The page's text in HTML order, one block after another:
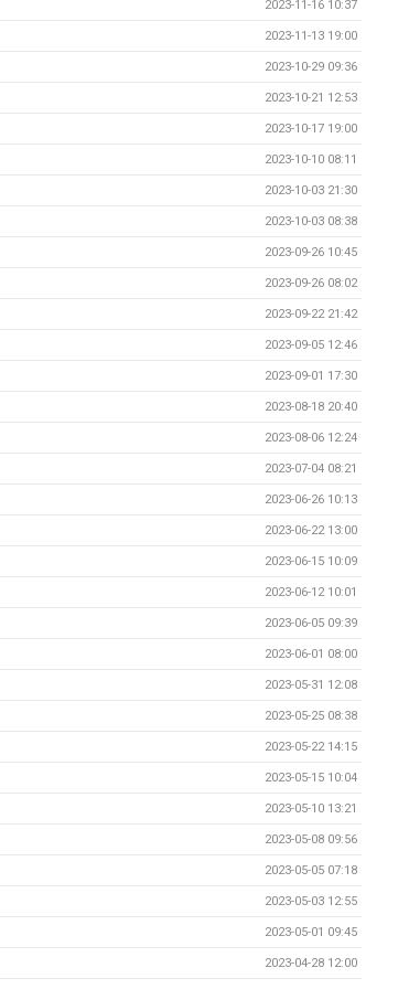
2023-11-16 10:37
2023-11-13 19:00
2023-10-29 09:36
2023-10-21 12:53
2023-10-17 19:00
2023-10-10 08:11
2023-10-03 21:30
2023-10-03 08:38
2023-09-26 10:45
2023-09-26 08:02
2023-09-22 21:42
2023-09-05 12:46
2023-09-01 17:30
2023-08-18 20:40
2023-08-06 12:24
2023-07-04 08:21
2023-06-26 10:13
2023-06-22 13:00
2023-06-15 10:09
2023-06-12 10:01
2023-06-05 09:39
2023-06-01 08:00
2023-05-31 12:08
2023-05-25 08:38
2023-05-22 14:15
2023-05-15 10:04
2023-05-10 13:21
2023-05-08 09:56
2023-05-05 07:18
2023-05-03 12:55
2023-05-01 09:45
2023-04-28 12:00